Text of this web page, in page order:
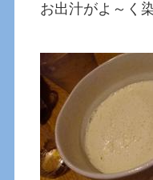
お出汁がよ～く